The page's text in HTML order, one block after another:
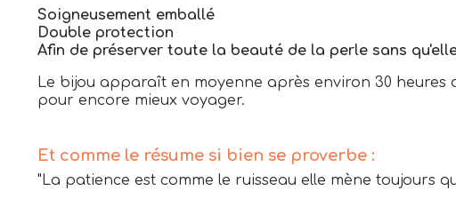
Soigneusement emballé
Double protection
Afin de préserver toute la beauté de la perle sans
Le bijou apparaît en moyenne après environ 30
pour encore mieux voyager.
Et comme le résume si bien se proverbe :
"La patience est comme le ruisseau elle mène toujours